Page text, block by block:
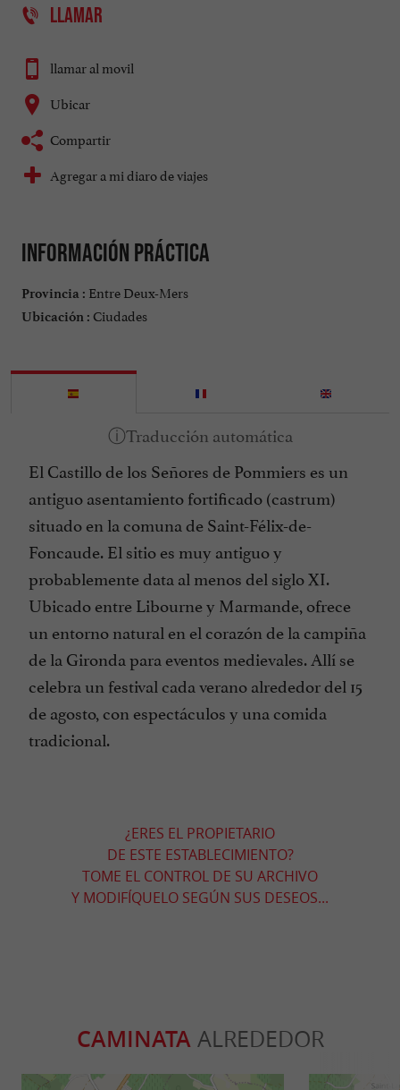
LLAMAR
llamar al movil
Ubicar
Compartir
Agregar a mi diaro de viajes
Información práctica
Provincia : Entre Deux-Mers
Ubicación : Ciudades
El Castillo de los Señores de Pommiers es un
antiguo asentamiento fortificado (castrum)
situado en la comuna de Saint-Félix-de-
Foncaude. El sitio es muy antiguo y
probablemente data al menos del siglo XI.
Ubicado entre Libourne y Marmande, ofrece
un entorno natural en el corazón de la campiña
de la Gironda para eventos medievales. Allí se
celebra un festival cada verano alrededor del 15
de agosto, con espectáculos y una comida
tradicional.
¿ERES EL PROPIETARIO
DE ESTE ESTABLECIMIENTO?
TOME EL CONTROL DE SU ARCHIVO
Y MODIFÍQUELO SEGÚN SUS DESEOS...
CAMINATAALREDEDOR